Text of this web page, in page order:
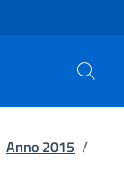
Anno 2015 /